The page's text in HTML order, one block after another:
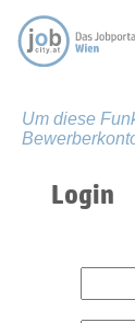
Um diese
Login